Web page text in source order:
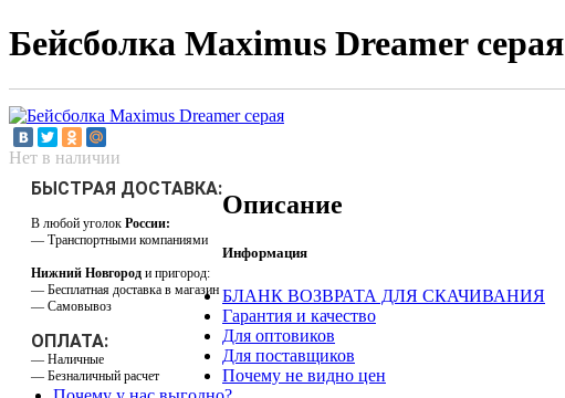
Бейсболка Maximus Dreamer серая
Нет в наличии
БЫСТРАЯ ДОСТАВКА:
В любой уголок России:
— Транспортными компаниями
Нижний Новгород и пригород:
— Бесплатная доставка в магазин
— Самовывоз
ОПЛАТА:
— Наличные
— Безналичный расчет
Описание
Информация
БЛАНК ВОЗВРАТА ДЛЯ СКАЧИВАНИЯ
Гарантия и качество
Для оптовиков
Для поставщиков
Почему не видно цен